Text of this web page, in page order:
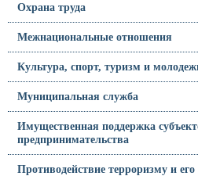
Охрана труда
Межнациональные отношения
Культура, спорт, туризм и
Муниципальная служба
Имущественная поддержка
предпринимательства
Противодействие терроризму и его